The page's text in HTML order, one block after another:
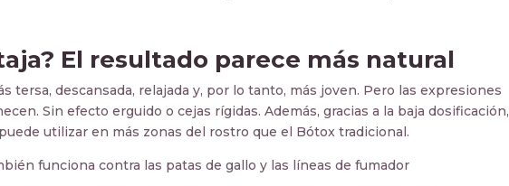
El resultado parece más natural
tersa, descansada, relajada y, por lo tanto, más joven. Pero las expresiones
Sin efecto erguido o cejas rígidas. Además, gracias a la baja dosificación,
utilizar en más zonas del rostro que el Bótox tradicional.
funciona contra las patas de gallo y las líneas de fumador